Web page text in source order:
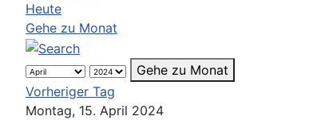
Heute
Gehe zu Monat
Gehe zu Monat
Vorheriger Tag
Montag, 15. April 2024